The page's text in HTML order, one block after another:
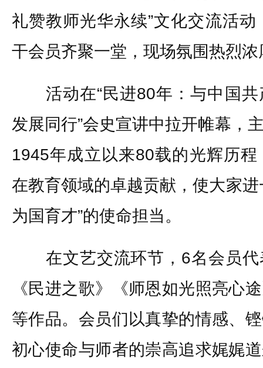
礼赞教师光华永续”文化交流活
干会员齐聚一堂，现场氛围热烈
活动在“民进80年：与中国共
发展同行”会史宣讲中拉开帷幕，
1945年成立以来80载的光辉历
在教育领域的卓越贡献，使大家
为国育才”的使命担当。
在文艺交流环节，6名会员代
《民进之歌》《师恩如光照亮心
等作品。会员们以真挚的情感、
初心使命与师者的崇高追求娓娓